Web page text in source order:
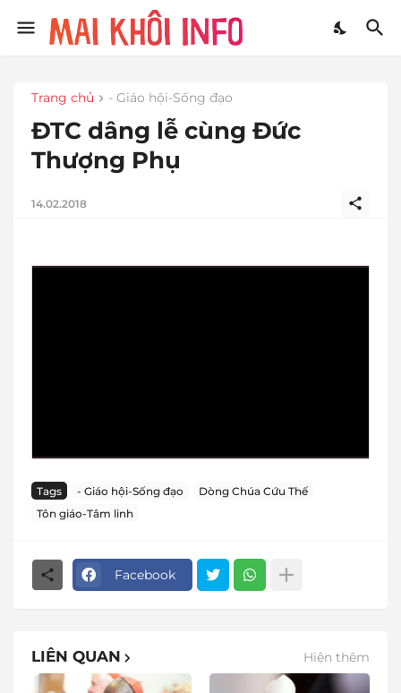
Trang chủ - Giáo hội-Sống đạo
ĐTC dâng lễ cùng Đức
Thượng Phụ
14.02.2018
Tags - Giáo hội-Sống đạo
Dòng Chúa Cứu Thế
Tôn giáo-Tâm linh
Facebook
LIÊN QUAN Hiện thêm